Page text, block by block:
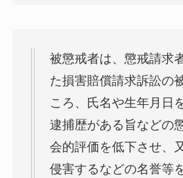
被懲戒者は、懲戒請求
た損害賠償請求訴訟の
ころ、氏名や生年月日
逮捕歴がある旨などの
会的評価を低下させ、
侵害するなどの名誉等